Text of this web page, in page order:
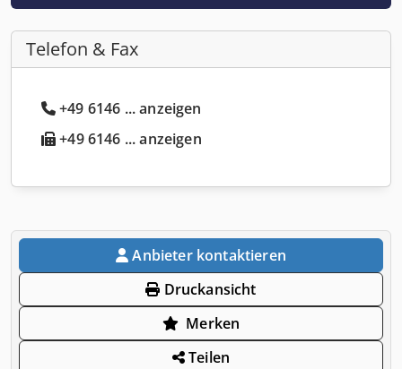
Telefon & Fax
+49 6146 ... anzeigen
+49 6146 ... anzeigen
Anbieter kontaktieren
Druckansicht
Merken
Teilen